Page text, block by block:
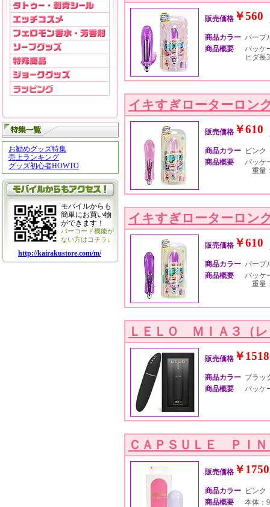
お勧めグッズ特集
売上ランキング
グッズ初心者HOWTO
モバイルからも
簡単にお買い物
ができます！
バーコード機能が
ない方はコチラ↓
http://kairakustore.com/m/
販売価格 ￥560
商品カラー パープ
商品概要
パッケ
ヒダ
イキすぎローターロン
販売価格 ￥610
商品カラー ピンク
商品概要
パッケ
重量
イキすぎローターロン
販売価格 ￥610
商品カラー パープ
商品概要
パッケ
重量
ＬＥＬＯ ＭＩＡ３（
販売価格 ￥
商品カラー ブラッ
商品概要
パッケ
ＣＡＰＳＵＬＥ ＰＩＮ
販売価格 ￥1750
商品カラー ピンク
商品概要
本体